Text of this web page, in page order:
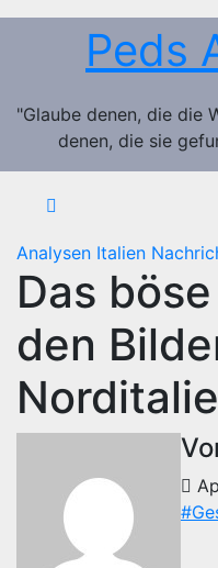
Zum
Peds
"Glaube denen, die die
denen, die sie
Analysen Italien
Das
den